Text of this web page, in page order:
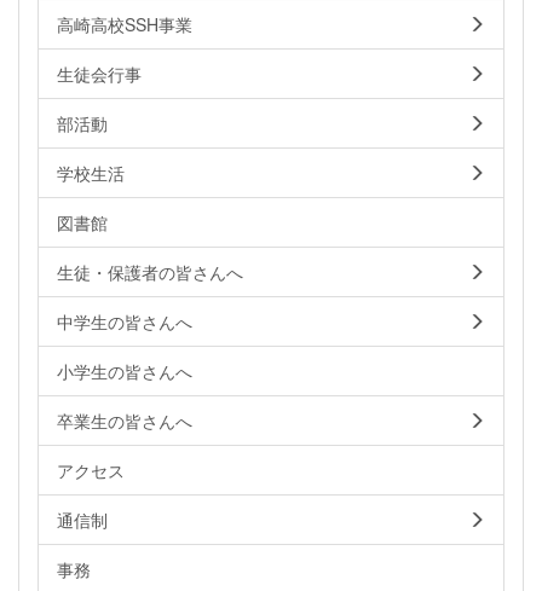
高崎高校SSH事業
生徒会行事
部活動
学校生活
図書館
生徒・保護者の皆さんへ
中学生の皆さんへ
小学生の皆さんへ
卒業生の皆さんへ
アクセス
通信制
事務